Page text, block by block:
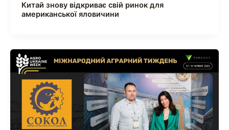
Китай знову відкриває свій ринок для
американської яловичини